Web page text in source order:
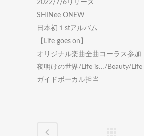
2022/7/6リリース
SHINee ONEW
日本初１stアルバム
【Life goes on】
オリジナル楽曲全曲コーラス参加
夜明けの世界/Life is…/Beauty/Life
ガイドボーカル担当